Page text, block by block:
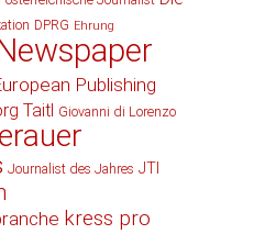
DPRG Ehrung
Publishing
Taitl Giovanni di Lorenzo
Journalist des Jahres JTI
kress pro